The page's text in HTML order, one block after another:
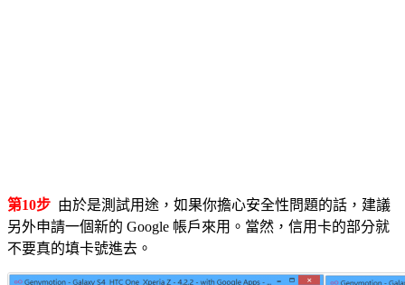
第10步 由於是測試用途，如果你擔心安全性問題的話，建議
另外申請一個新的 Google 帳戶來用。當然，信用卡的部分就
不要真的填卡號進去。